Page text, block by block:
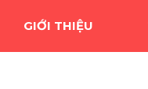
GIỚI THIỆU